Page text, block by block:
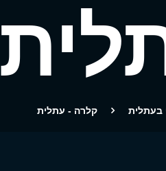
בעתלית קלרה - עתלית